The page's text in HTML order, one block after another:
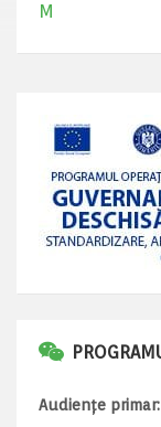
M
Audiențe primar: